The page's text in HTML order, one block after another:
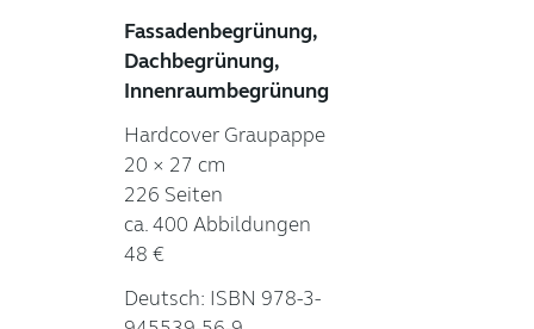
Fassadenbegrünung,
Dachbegrünung,
Innenraumbegrünung
Hardcover Graupappe
20 × 27 cm
226 Seiten
ca. 400 Abbildungen
48 €
Deutsch: ISBN 978-3-